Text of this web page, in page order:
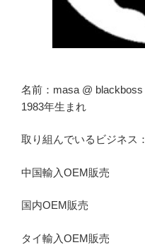
名前：masa @ blackboss
1983年生まれ
取り組んでいるビジネス：
中国輸入OEM販売
国内OEM販売
タイ輸入OEM販売